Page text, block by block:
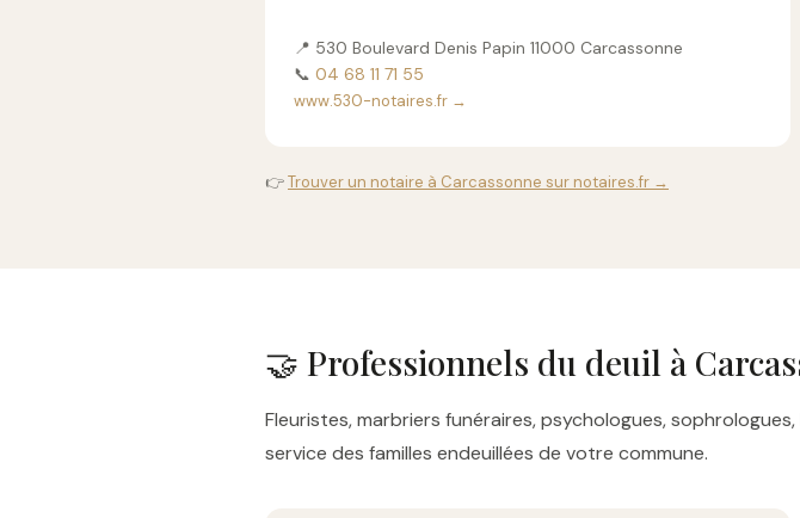
📍 530 Boulevard Denis Papin 11000 Carcassonne
📞 04 68 11 71 55
www.530-notaires.fr →
👉Trouver un notaire à Carcassonne sur notaires.fr →
🤝 Professionnels du deuil à
Fleuristes, marbriers funéraires, psychologues,
service des familles endeuillées de votre commune.